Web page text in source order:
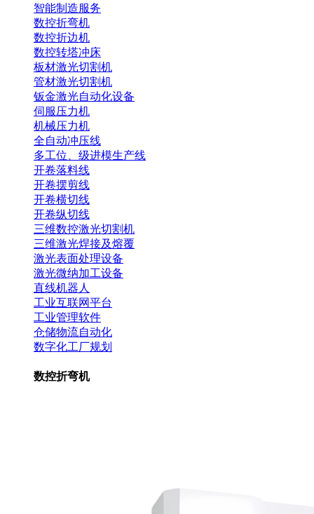
智能制造服务
数控折弯机
数控折边机
数控转塔冲床
板材激光切割机
管材激光切割机
钣金激光自动化设备
伺服压力机
机械压力机
全自动冲压线
多工位、级进模生产线
开卷落料线
开卷摆剪线
开卷横切线
开卷纵切线
三维数控激光切割机
三维激光焊接及熔覆
激光表面处理设备
激光微纳加工设备
直线机器人
工业互联网平台
工业管理软件
仓储物流自动化
数字化工厂规划
数控折弯机